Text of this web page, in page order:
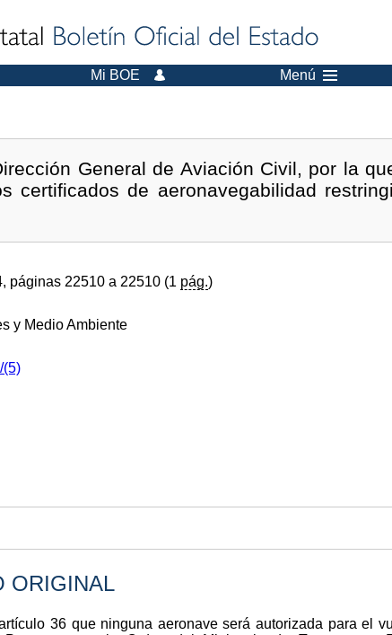
Mi BOE Menú
General de Aviación Civil, por la
certificados de aeronavegabilidad
páginas 22510 a 22510 (1 pág.)
y Medio Ambiente
(5)
ORIGINAL
36 que ninguna aeronave será autorizada para el